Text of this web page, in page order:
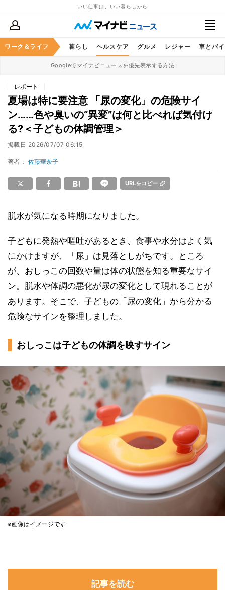
いい仕事は、いい暮らしから
ワーク＆ライフ
ススキル マネー 暮らし ヘルスケア グルメ レジャー 車とバ
Googleでマイナビニュースを優先表示する方法
レポート
夏場は特に要注意 「尿の変化」の危険サイ
ン……色や臭いの“異変”は何と比べれば気付け
る?＜子どもの体調管理＞
掲載日 2026/07/07 06:15
著者： 佐藤華奈子
URLをコピー
脱水が気になる時期になりました。
子どもに発熱や嘔吐があるとき、食事や水分はよく気
にかけますが、「尿」は見落としがちです。ところ
が、おしっこの回数や量は体の状態を知る重要なサイ
ン。脱水や体調の悪化が尿の変化として現れることが
あります。そこで、子どもの「尿の変化」から分かる
危険なサインを整理しました。
おしっこは子どもの体調を映すサイン
※画像はイメージです
記事を読む